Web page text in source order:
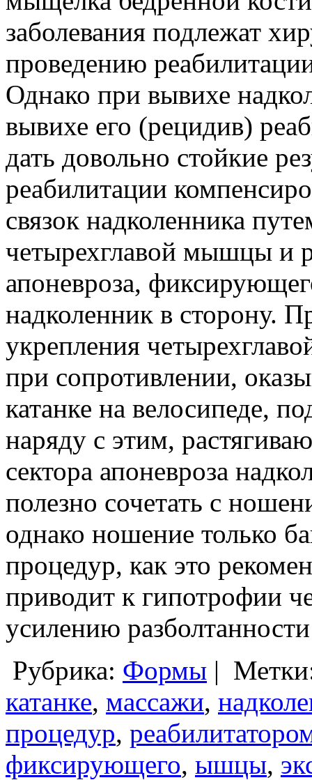
заболевания подлежат
проведению
Однако при вывихе
вывихе его (рецидив)
дать довольно стойкие
реабилитации
связок надколенника
четырехглавой мышцы и
апоневроза,
надколенник в сторону.
укрепления
при сопротивлении,
катанке на велосипеде,
наряду с этим,
сектора апоневроза
полезно сочетать с
однако ношение только
процедур, как это
приводит к гипотрофии
усилению
Рубрика: Формы |
катанке, массажи,
процедур,
фиксирующего, ышцы,